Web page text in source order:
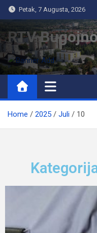
Petak, 7 Augusta, 2026
RTV
Home 2025 Juli 10